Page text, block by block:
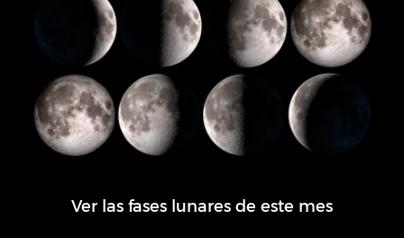
Ver las fases lunares de este mes